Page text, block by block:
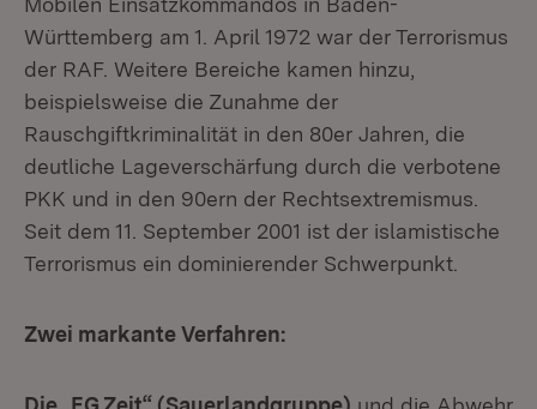
Württemberg am 1. April 1972 war der Terrorismus
der RAF. Weitere Bereiche kamen hinzu,
beispielsweise die Zunahme der
Rauschgiftkriminalität in den 80er Jahren, die
deutliche Lageverschärfung durch die verbotene
PKK und in den 90ern der Rechtsextremismus.
Seit dem 11. September 2001 ist der islamistische
Terrorismus ein dominierender Schwerpunkt.
Zwei markante Verfahren: